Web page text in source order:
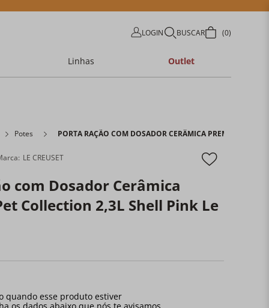
LOGIN BUSCAR 0
Linhas Outlet
Potes PORTA RAÇÃO COM DOSADOR CERÂMICA PREMIUM PET
LE CREUSET
com Dosador Cerâmica
Collection 2,3L Shell Pink Le